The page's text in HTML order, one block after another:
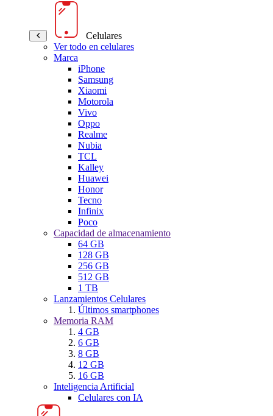
Celulares
Ver todo en celulares
Marca
iPhone
Samsung
Xiaomi
Motorola
Vivo
Oppo
Realme
Nubia
TCL
Kalley
Huawei
Honor
Tecno
Infinix
Poco
Capacidad de almacenamiento
64 GB
128 GB
256 GB
512 GB
1 TB
Lanzamientos Celulares
Últimos smartphones
Memoria RAM
4 GB
6 GB
8 GB
12 GB
16 GB
Inteligencia Artificial
Celulares con IA